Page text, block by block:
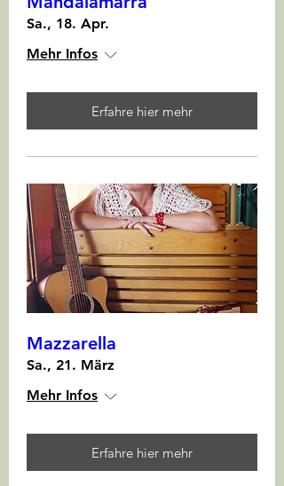
Sa., 18. Apr.
Mehr Infos
Erfahre hier mehr
Mazzarella
Sa., 21. März
Mehr Infos
Erfahre hier mehr